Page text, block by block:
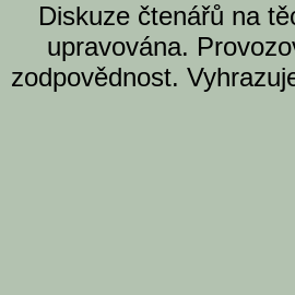
Diskuze čtenářů na
upravována.
zodpovědnost.